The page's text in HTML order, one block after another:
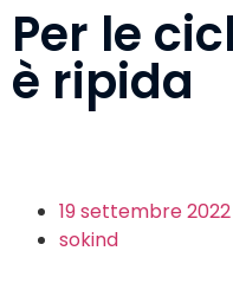
Per le
è ripida
19 settembre 2022
sokind